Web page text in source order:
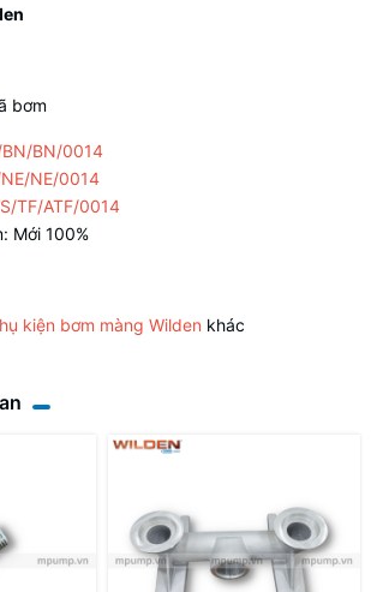
bơm
BN/0014
NE/0014
TF/ATF/0014
Mới 100%
kiện bơm màng Wilden khác